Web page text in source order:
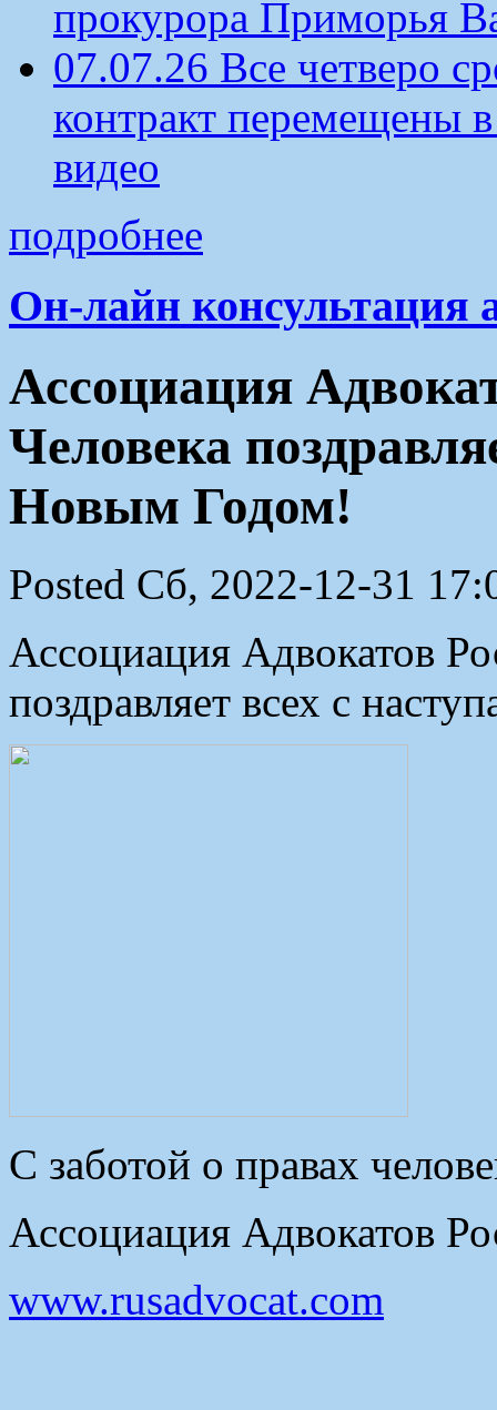
прокурора Приморья
07.07.26 Все четверо
контракт перемещены
видео
подробнее
Он-лайн консультация
Ассоциация
Человека
Новым Годом!
Posted Сб, 2022-12-31
Ассоциация Адвокатов
поздравляет всех с
С заботой о правах
Ассоциация Адвокатов
www.rusadvocat.com